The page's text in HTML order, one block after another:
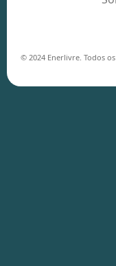
© 2024 Enerlivre. Todos